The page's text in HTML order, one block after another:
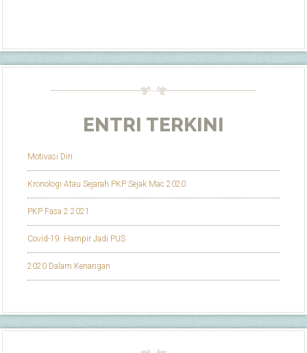
ENTRI TERKINI
Motivasi Diri
Kronologi Atau Sejarah PKP Sejak Mac 2020
PKP Fasa 2 2021
Covid-19: Hampir Jadi PUS
2020 Dalam Kenangan